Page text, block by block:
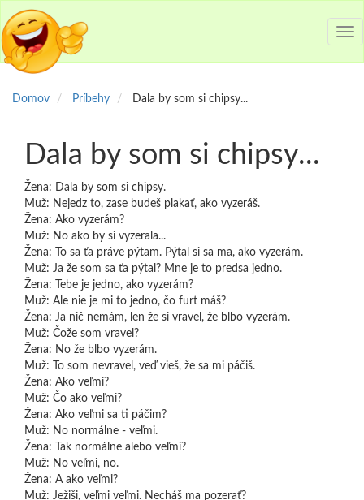
Domov Príbehy Dala by som si chipsy...
Dala by som si chipsy...
Žena: Dala by som si chipsy.
Muž: Nejedz to, zase budeš plakať, ako vyzeráš.
Žena: Ako vyzerám?
Muž: No ako by si vyzerala...
Žena: To sa ťa práve pýtam. Pýtal si sa ma, ako vyzerám.
Muž: Ja že som sa ťa pýtal? Mne je to predsa jedno.
Žena: Tebe je jedno, ako vyzerám?
Muž: Ale nie je mi to jedno, čo furt máš?
Žena: Ja nič nemám, len že si vravel, že blbo vyzerám.
Muž: Čože som vravel?
Žena: No že blbo vyzerám.
Muž: To som nevravel, veď vieš, že sa mi páčiš.
Žena: Ako veľmi?
Muž: Čo ako veľmi?
Žena: Ako veľmi sa ti páčim?
Muž: No normálne - veľmi.
Žena: Tak normálne alebo veľmi?
Muž: No veľmi, no.
Žena: A ako veľmi?
Muž: Ježiši, veľmi veľmi. Necháš ma pozerať?